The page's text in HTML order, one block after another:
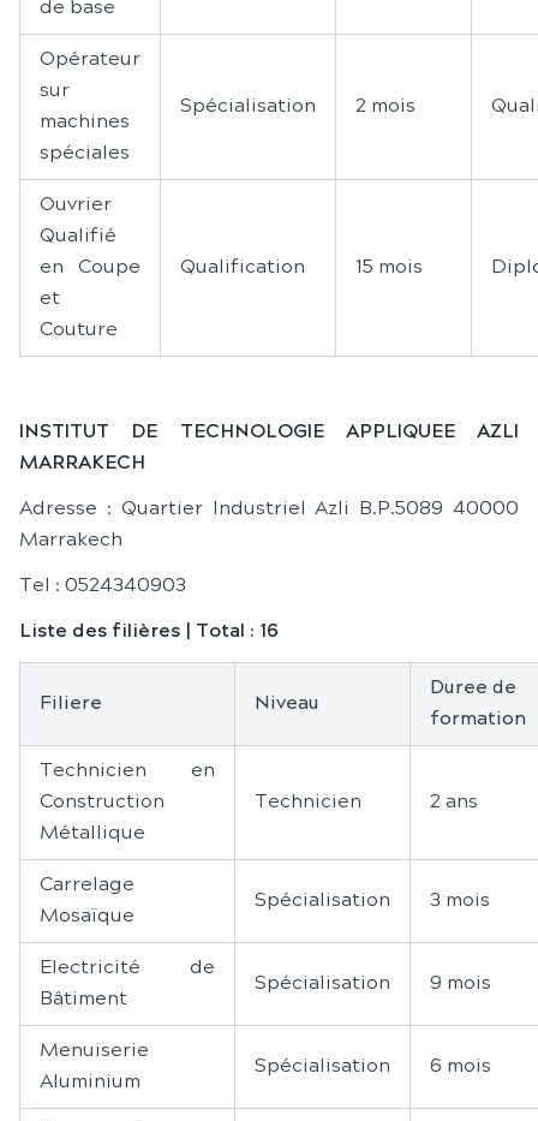
de base
Opérateur
sur
machines
spéciales
Spécialisation 2 mois
Ouvrier
Qualifié
en Coupe
et
Couture
Qualification 15 mois
INSTITUT DE TECHNOLOGIE APPLIQUEE AZLI
MARRAKECH
Adresse : Quartier Industriel Azli B.P.5089 40000
Marrakech
Tel : 0524340903
Liste des filières | Total : 16
Filiere Niveau
Duree de
formation
Technicien en
Construction
Métallique
Technicien 2 ans
Carrelage
Mosaïque
Spécialisation 3 mois
Electricité de
Bâtiment
Spécialisation 9 mois
Menuiserie
Aluminium
Spécialisation 6 mois